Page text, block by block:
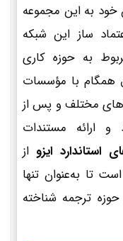
خود به این مجموعه
ساز این شبکه
به حوزه کاری
با مؤسسات
مختلف و پس از
ارائه مستندات
استاندارد ایزو از
تا به‌عنوان تنها
حوزه ترجمه شناخته